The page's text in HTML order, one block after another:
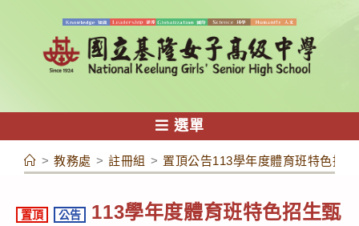
容
選單
> 教務處 > 註冊組 > 置頂公告113學年度體育班特色招
置頂 公告
113學年度體育班特色招生甄